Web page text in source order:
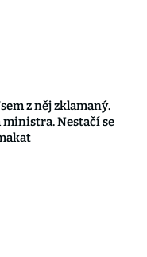
z něj zklamaný.
Nestačí se